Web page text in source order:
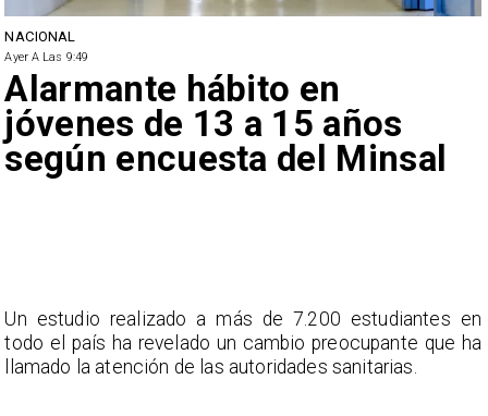
NACIONAL
Ayer A Las 9:49
Alarmante hábito en
jóvenes de 13 a 15 años
según encuesta del Minsal
Un estudio realizado a más de 7.200 estudiantes en
todo el país ha revelado un cambio preocupante que ha
llamado la atención de las autoridades sanitarias.